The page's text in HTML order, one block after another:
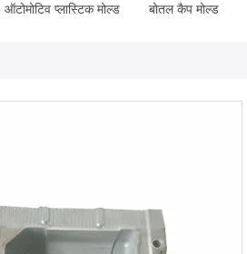
ऑटोमोटिव प्लास्टिक मोल्ड बोतल कैप मोल्ड